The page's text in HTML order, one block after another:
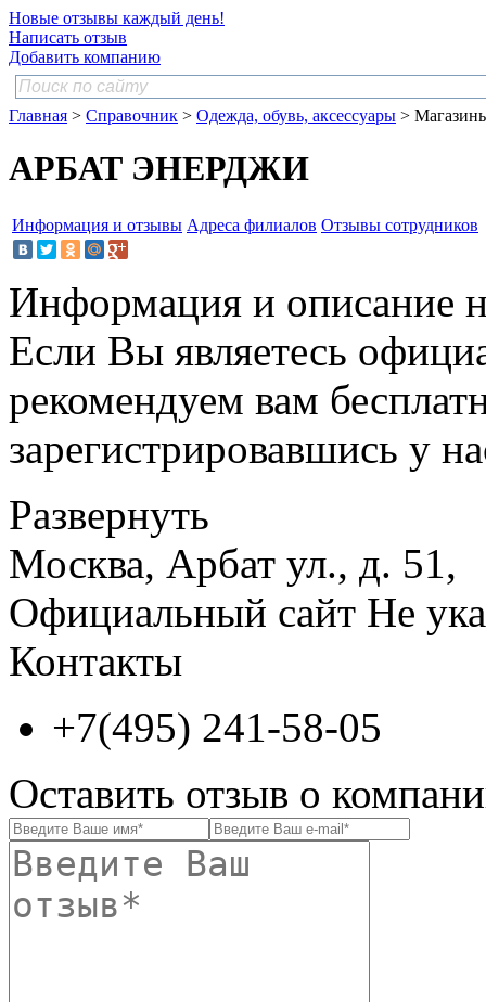
Новые отзывы каждый день!
Написать отзыв
Добавить компанию
Главная > Справочник > Одежда, обувь, аксессуары >
АРБАТ ЭНЕРДЖИ
Информация и отзывы Адреса филиалов Отзывы сотрудников
Информация и описание
Если Вы являетесь
рекомендуем вам
зарегистрировавшись у
Развернуть
Москва, Арбат ул., д. 51,
Официальный сайт Не
Контакты
+7(495) 241-58-05
Оставить отзыв о